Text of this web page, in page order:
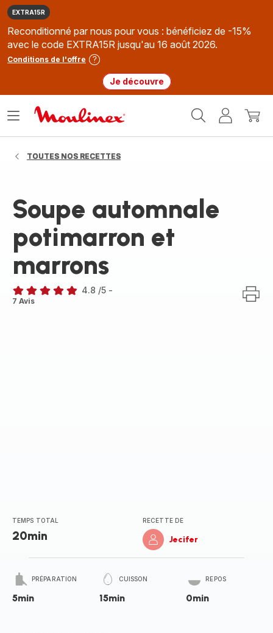
EXTRA15R
Reconditionné par nous pour vous : bénéficiez de -15%
avec le code EXTRA15R jusqu'au 16 août 2026.
Conditions de l'offre
Je découvre
MonMon
Ouvrir
TOUTES NOS RECETTES
Soupe automnale
potimarron et
marrons
ratings.4.8
4.8 /5 -
7 Avis
TEMPS TOTAL
20min
RECETTE DE
Jecifer
PRÉPARATION
5min
CUISSON
15min
REPOS
0min